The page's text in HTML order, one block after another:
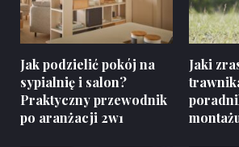
Jak podzielić pokój na
sypialnię i salon?
Praktyczny przewodnik
po aranżacji 2w1
Jaki